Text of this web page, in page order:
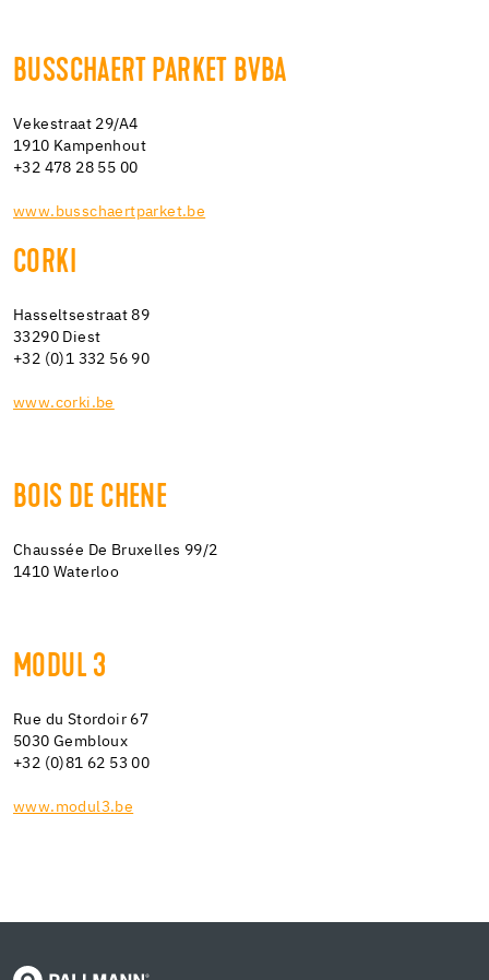
BUSSCHAERT PARKET BVBA
Vekestraat 29/A4
1910 Kampenhout
+32 478 28 55 00
www.busschaertparket.be
CORKI
Hasseltsestraat 89
33290 Diest
+32 (0)1 332 56 90
www.corki.be
BOIS DE CHENE
Chaussée De Bruxelles 99/2
1410 Waterloo
MODUL 3
Rue du Stordoir 67
5030 Gembloux
+32 (0)81 62 53 00
www.modul3.be